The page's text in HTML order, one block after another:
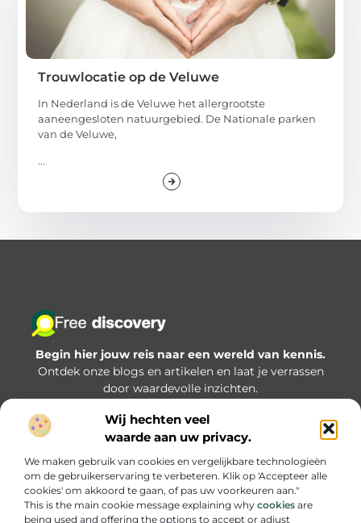
Wij hechten veel
waarde aan uw privacy.
We maken gebruik van cookies en vergelijkbare technologieën
om de gebruikerservaring te verbeteren. Klik op 'Accepteer alle
cookies' om akkoord te gaan, of pas uw voorkeuren aan."
This is the main cookie message explaining why cookies are
being used and offering the options to accept or adjust
Trouwlocatie op de Veluwe
In Nederland is de Veluwe het allergrootste
aaneengesloten natuurgebied. De Nationale parken
van de Veluwe,
...
Begin hier jouw reis naar een wereld van kennis.
Ontdek onze blogs en artikelen en laat je verrassen
door waardevolle inzichten.
Bericht categorie
Onze informatie